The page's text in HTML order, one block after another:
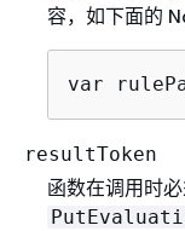
容，如下面的
var
resultToken
函数在调用时